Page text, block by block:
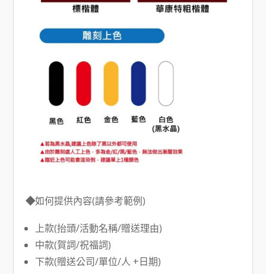
◆如何提供內容(請參考範例)
上款(抬頭/活動名稱/贈送理由)
中款(賀詞/祝福詞)
下款(贈送公司/單位/人 +日期)